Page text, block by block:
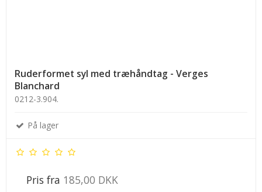
Ruderformet syl med træhåndtag - Verges
Blanchard
0212-3.904.
På lager
Pris fra 185,00 DKK